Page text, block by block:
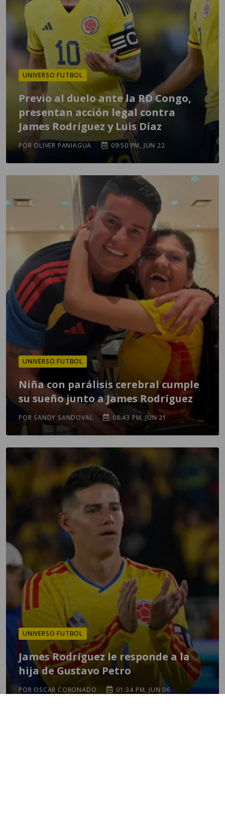
UNIVERSO FUTBOL
Previo al duelo ante la RD Congo,
presentan acción legal contra
James Rodríguez y Luis Díaz
POR OLIVER PANIAGUA 09:50 PM, JUN 22
UNIVERSO FUTBOL
Niña con parálisis cerebral cumple
su sueño junto a James Rodríguez
POR SANDY SANDOVAL 08:43 PM, JUN 21
UNIVERSO FUTBOL
James Rodríguez le responde a la
hija de Gustavo Petro
POR OSCAR CORONADO 01:34 PM, JUN 06